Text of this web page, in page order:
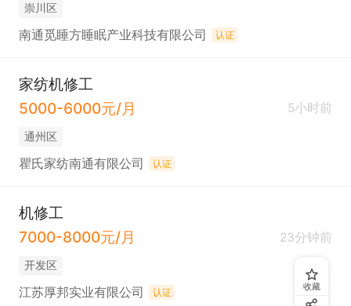
崇川区
南通觅睡方睡眠产业科技有限公司 认证
家纺机修工
5000-6000元/月
5小时前
通州区
瞿氏家纺南通有限公司 认证
机修工
7000-8000元/月
23分钟前
开发区
江苏厚邦实业有限公司 认证 收藏